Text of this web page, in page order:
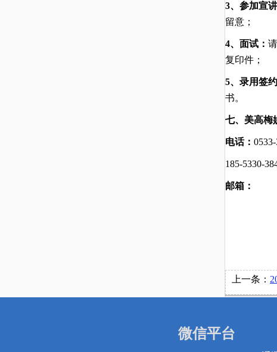
3、参加宣
留意；
4、面试：
复印件；
5、 录用签约
书。
七、美高梅
电话：
185-5330-
邮箱：
上一条：
微信平台